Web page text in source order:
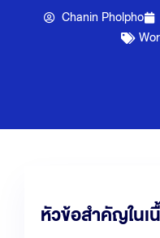
Chanin Pholpho
หัวข้อสำคัญในเ